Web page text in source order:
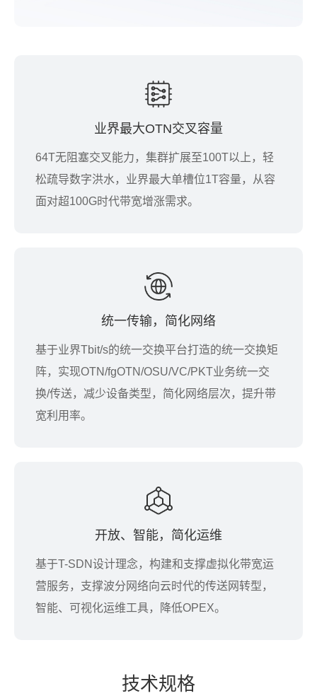
业界最大OTN交叉容量
64T无阻塞交叉能力，集群扩展至100T以上，轻
松疏导数字洪水，业界最大单槽位1T容量，从容
面对超100G时代带宽增涨需求。
统一传输，简化网络
基于业界Tbit/s的统一交换平台打造的统一交换矩
阵，实现OTN/fgOTN/OSU/VC/PKT业务统一交
换/传送，减少设备类型，简化网络层次，提升带
宽利用率。
开放、智能，简化运维
基于T-SDN设计理念，构建和支撑虚拟化带宽运
营服务，支撑波分网络向云时代的传送网转型，
智能、可视化运维工具，降低OPEX。
技术规格